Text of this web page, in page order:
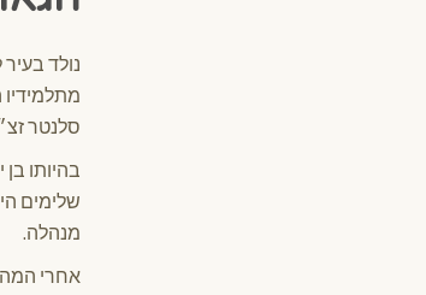
נולד
סלנטר
בהיותו
שלימים
מנהלה.
אחרי